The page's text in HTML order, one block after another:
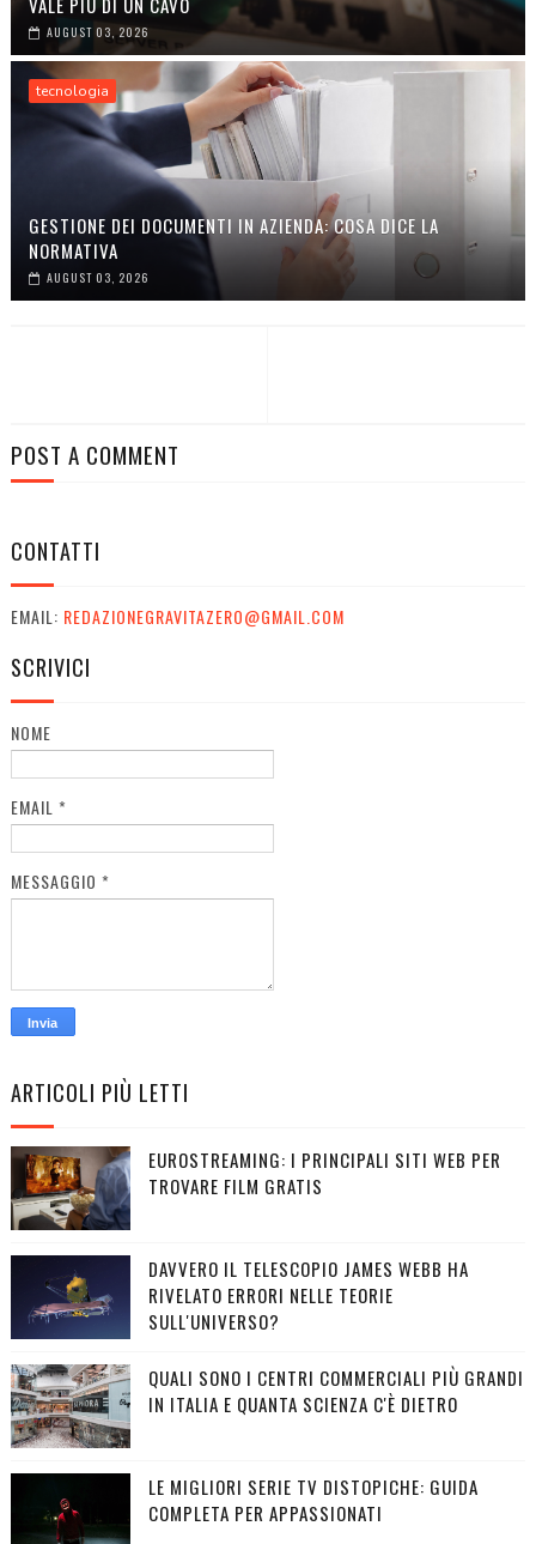
AUGUST 03, 2026
tecnologia
GESTIONE DEI DOCUMENTI IN AZIENDA: COSA DICE LA
NORMATIVA
AUGUST 03, 2026
POST A COMMENT
CONTATTI
EMAIL: REDAZIONEGRAVITAZERO@GMAIL.COM
SCRIVICI
NOME
EMAIL *
MESSAGGIO *
ARTICOLI PIÙ LETTI
EUROSTREAMING: I PRINCIPALI SITI WEB PER
TROVARE FILM GRATIS
DAVVERO IL TELESCOPIO JAMES WEBB HA
RIVELATO ERRORI NELLE TEORIE
SULL'UNIVERSO?
QUALI SONO I CENTRI COMMERCIALI PIÙ GRANDI
IN ITALIA E QUANTA SCIENZA C'È DIETRO
LE MIGLIORI SERIE TV DISTOPICHE: GUIDA
COMPLETA PER APPASSIONATI